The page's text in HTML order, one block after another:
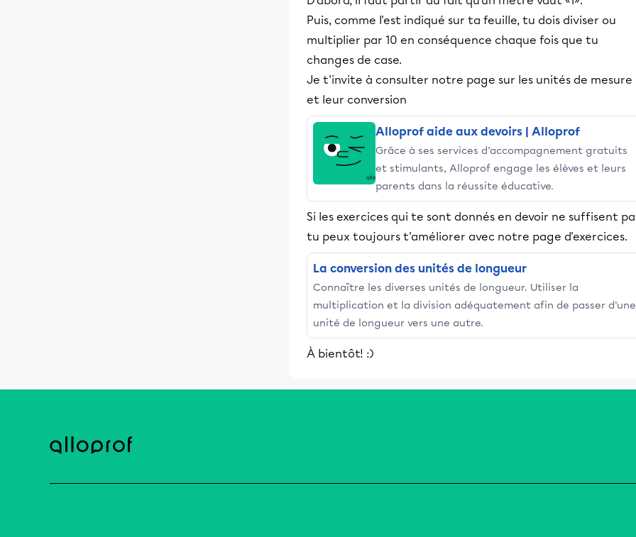
Puis, comme l'est indiqué sur ta feuille, tu dois diviser ou
multiplier par 10 en conséquence chaque fois que tu
changes de case.
Je t'invite à consulter notre page sur les unités de mesure
et leur conversion
Alloprof aide aux devoirs | Alloprof
Grâce à ses services d’accompagnement gratuits
et stimulants, Alloprof engage les élèves et leurs
parents dans la réussite éducative.
Si les exercices qui te sont donnés en devoir ne suffisent
tu peux toujours t'améliorer avec notre page d'exercices.
La conversion des unités de longueur
Connaître les diverses unités de longueur. Utiliser la
multiplication et la division adéquatement afin de passer
unité de longueur vers une autre.
À bientôt! :)